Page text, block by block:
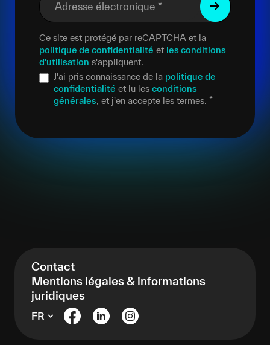
Adresse électronique *
Ce site est protégé par reCAPTCHA et la
politique de confidentialité et les conditions
d'utilisation s'appliquent.
J'ai pris connaissance de la politique de
confidentialité et lu les conditions
générales, et j'en accepte les termes. *
Contact
Mentions légales & informations
juridiques
FR